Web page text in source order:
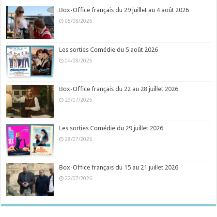
Box-Office français du 29 juillet au 4 août 2026
05/08/2026
Les sorties Comédie du 5 août 2026
04/08/2026
Box-Office français du 22 au 28 juillet 2026
29/07/2026
Les sorties Comédie du 29 juillet 2026
28/07/2026
Box-Office français du 15 au 21 juillet 2026
22/07/2026